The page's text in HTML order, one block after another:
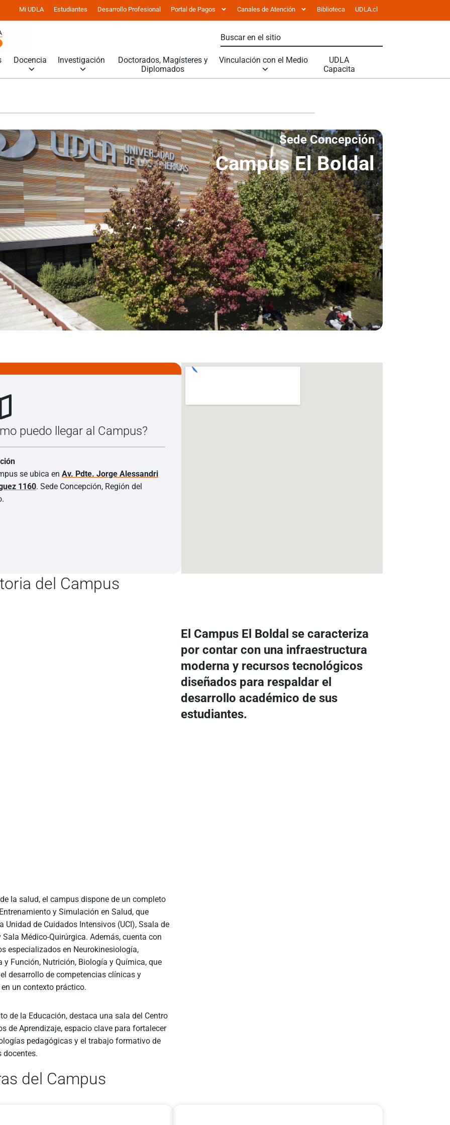
Mi UDLA Estudiantes Desarrollo Profesional Portal de Pagos Canales de Atención Biblioteca UDLA.cl
Docencia Investigación
Doctorados, Magísteres y
Diplomados
Vinculación con el Medio
UDLA
Capacita
Sede Concepción
Campus El Boldal
puedo llegar al Campus?
se ubica enAv. Pdte. Jorge Alessandri
1160. Sede Concepción, Región del
del Campus
El Campus El Boldal se caracteriza
por contar con una infraestructura
moderna y recursos tecnológicos
diseñados para respaldar el
desarrollo académico de sus
estudiantes.
la salud, el campus dispone de un completo
y Simulación en Salud, que
Unidad de Cuidados Intensivos (UCI), Ssala de
Sala Médico-Quirúrgica. Además, cuenta con
especializados en Neurokinesiología,
y Función, Nutrición, Biología y Química, que
desarrollo de competencias clínicas y
un contexto práctico.
de la Educación, destaca una sala del Centro
de Aprendizaje, espacio clave para fortalecer
pedagógicas y el trabajo formativo de
docentes.
del Campus